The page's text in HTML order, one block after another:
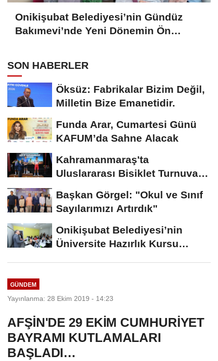
Onikişubat Belediyesi’nin Gündüz
Bakımevi’nde Yeni Dönemin Ön
SON HABERLER
Öksüz: Fabrikalar Bizim Değil,
Milletin Bize Emanetidir.
Funda Arar, Cumartesi Günü
KAFUM’da Sahne Alacak
Kahramanmaraş'ta
Uluslararası Bisiklet Turnuvası
Başkan Görgel: "Okul ve Sınıf
Sayılarımızı Artırdık"
Onikişubat Belediyesi’nin
Üniversite Hazırlık Kursu
GÜNDEM
Yayınlanma: 28 Ekim 2019 - 14:23
AFŞİN'DE 29 EKİM CUMHURİYET
BAYRAMI KUTLAMALARI
BAŞLADI…